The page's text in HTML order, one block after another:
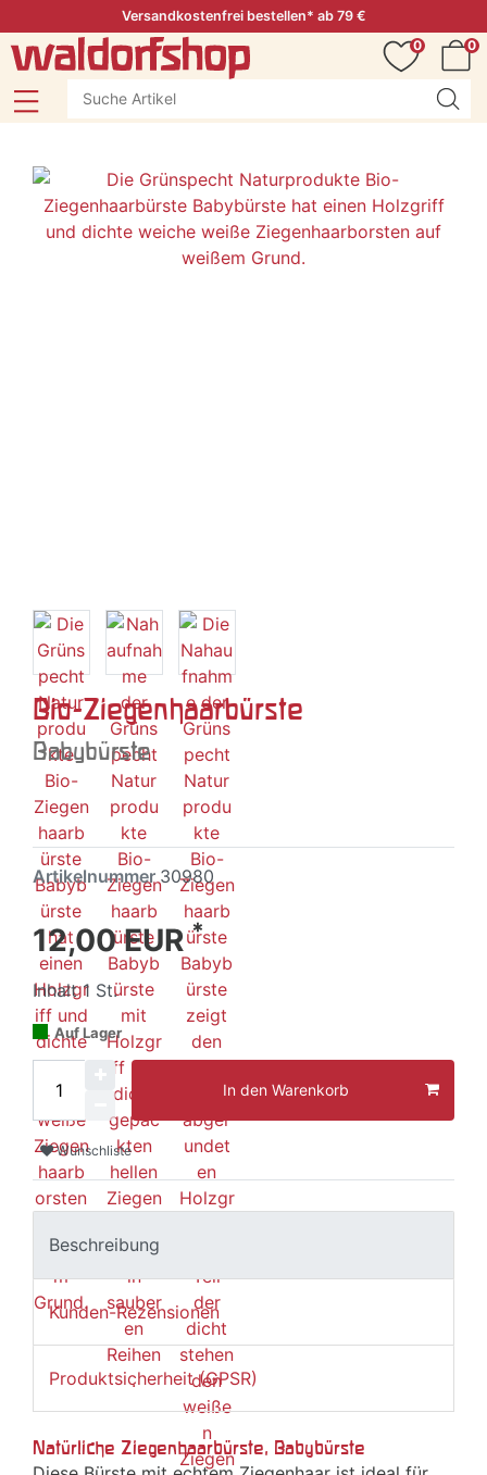
Versandkostenfrei bestellen* ab 79 €
0
0
Bio-Ziegenhaarbürste
Babybürste
Artikelnummer 30980
12,00 EUR*
Inhalt1 St.
Auf Lager
In den Warenkorb
Wunschliste
Beschreibung
Kunden-Rezensionen
Produktsicherheit (GPSR)
Natürliche Ziegenhaarbürste, Babybürste